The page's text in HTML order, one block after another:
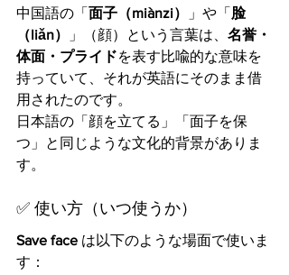
中国語の「 面子（miànzi） 」や「 脸
（liǎn）
」（顔）という言葉は、 名誉・
体面・プライドを表す比喩的な意味を
持っていて、それが英語にそのまま借
用されたのです。
日本語の「顔を立てる」「面子を保
つ」と同じような文化的背景がありま
す。
✅ 使い方（いつ使うか）
Save face は以下のような場面で使いま
す：